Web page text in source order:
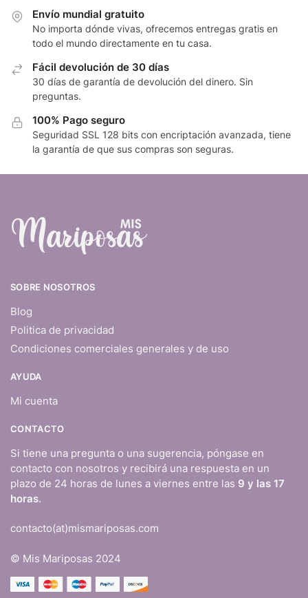
Envío mundial gratuito
No importa dónde vivas, ofrecemos entregas gratis en
todo el mundo directamente en tu casa.
Fácil devolución de 30 días
30 días de garantía de devolución del dinero. Sin
preguntas.
100% Pago seguro
Seguridad SSL 128 bits con encriptación avanzada, tiene
la garantía de que sus compras son seguras.
SOBRE NOSOTROS
Blog
Politica de privacidad
Condiciones comerciales generales y de uso
AYUDA
Mi cuenta
CONTACTO
Si tiene una pregunta o una sugerencia, póngase en
contacto con nosotros y recibirá una respuesta en un
plazo de 24 horas de lunes a viernes entre las 9 y las 17
horas.
contacto(at)mismariposas.com
© Mis Mariposas 2024